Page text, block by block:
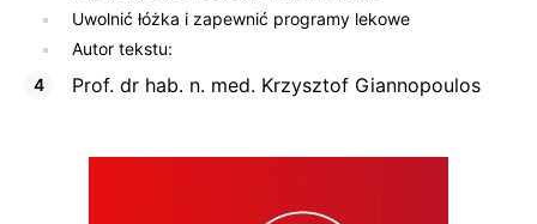
Uwolnić łóżka i zapewnić programy lekowe
Autor tekstu:
Prof. dr hab. n. med. Krzysztof Giannopoulos